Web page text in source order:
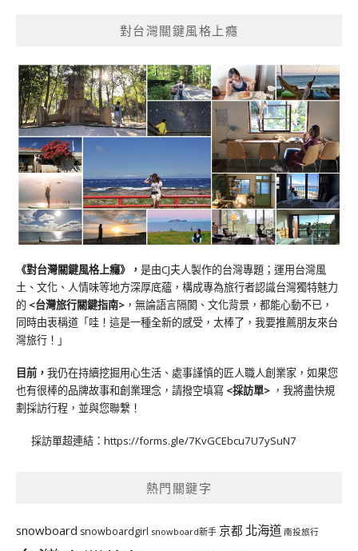
對台灣關鍵風格上癮
《對台灣關鍵風格上癮》 ， 是由CJ夫人製作的台灣專題；運用台灣風
土、文化、人情味等地方深厚底蘊，構成專為旅行者認識台灣獨特魅力
的 <台灣旅行關鍵指南> ，無論語言隔閡、文化背景，都能心動不已，
同時由衷稱道「哇！這是一種全新的感受，太棒了，我要推薦朋友來台
灣旅行！」
目前， 我仍在持續挖掘用心生活、處事謹慎的匠人職人創業家，如果您
也有很棒的品牌故事和創業理念，請撥空填寫 <採訪單> ，我將盡快規
劃採訪行程，並與您聯繫！
採訪單超連結： https://forms.gle/7KvGCEbcu7U7ySuN7
熱門關鍵字
snowboard snowboardgirl snowboard新手 京都 北海道 南投旅行